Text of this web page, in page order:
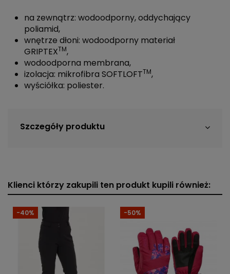
na zewnątrz: wodoodporny, oddychający
poliamid,
wnętrze dłoni: wodoodporny materiał
GRIPTEXTM,
wodoodporna membrana,
izolacja: mikrofibra SOFTLOFTTM,
wyściółka: poliester.
Szczegóły produktu
Klienci którzy zakupili ten produkt kupili również:
-40% -50%